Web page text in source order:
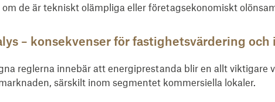
om de är tekniskt olämpliga eller företagsekonomiskt
– konsekvenser för fastighetsvärdering
reglerna innebär att energiprestanda blir en allt viktigare
särskilt inom segmentet kommersiella lokaler.